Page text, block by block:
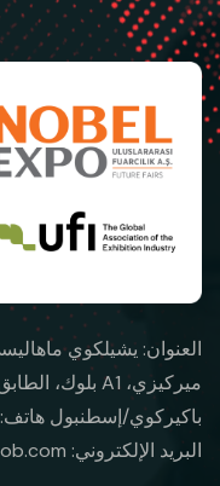
العنوان: يشيلكوي
باكيركوي/إسطنبول هاتف: +90 212 830 830
البريد الإلكتروني: